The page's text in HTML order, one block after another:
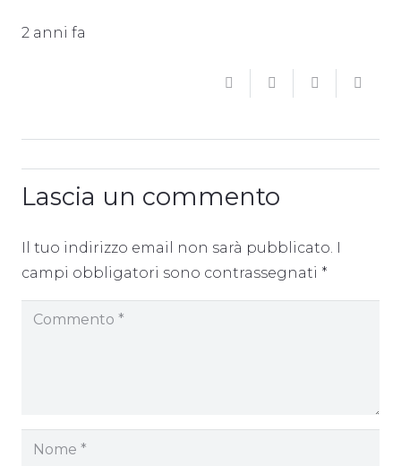
2 anni fa
Lascia un commento
Il tuo indirizzo email non sarà pubblicato.
campi obbligatori sono contrassegnati *